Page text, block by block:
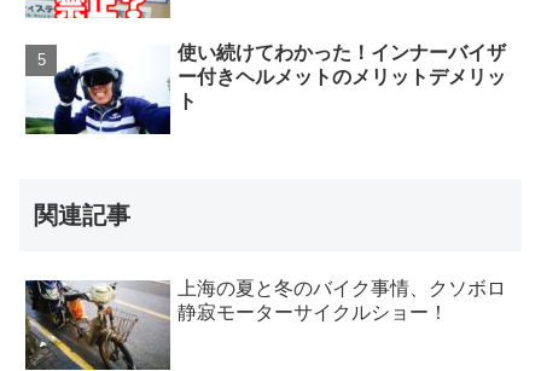
使い続けてわかった！インナーバイザ
ー付きヘルメットのメリットデメリッ
ト
関連記事
上海の夏と冬のバイク事情、クソボロ
静寂モーターサイクルショー！